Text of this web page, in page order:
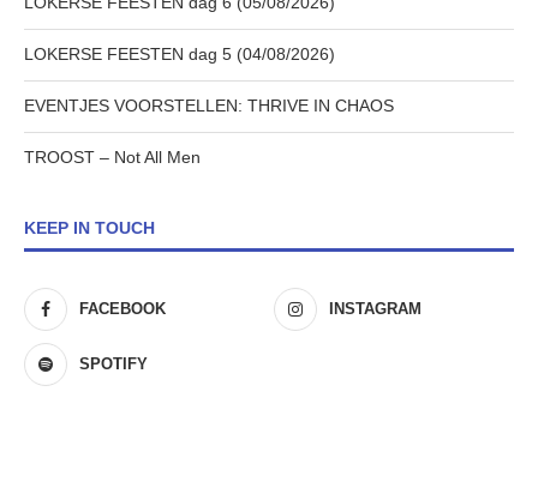
LOKERSE FEESTEN dag 5 (04/08/2026)
EVENTJES VOORSTELLEN: THRIVE IN CHAOS
TROOST – Not All Men
KEEP IN TOUCH
FACEBOOK INSTAGRAM
SPOTIFY